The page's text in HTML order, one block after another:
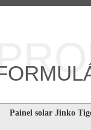
Painel solar Jinko